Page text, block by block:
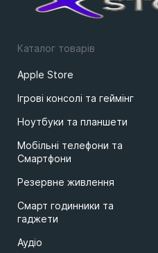
Каталог товарів
Apple Store
Ігрові консолі та геймінг
Ноутбуки та планшети
Мобільні телефони та
Смартфони
Резервне живлення
Смарт годинники та
гаджети
Аудіо